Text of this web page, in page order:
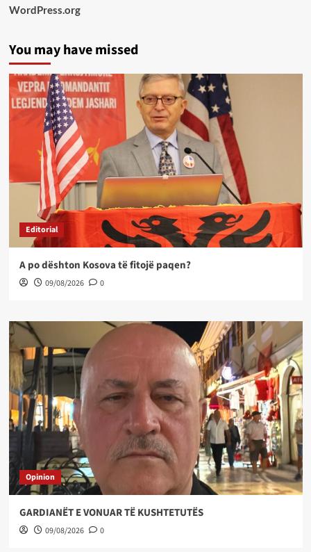
WordPress.org
You may have missed
Editorial
A po dështon Kosova të fitojë paqen?
09/08/2026 0
Opinion
GARDIANËT E VONUAR TË KUSHTETUTËS
09/08/2026 0